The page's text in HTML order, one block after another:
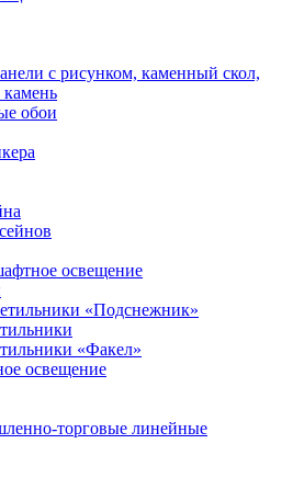
с рисунком, каменный скол,
обои
освещение
«Подснежник»
«Факел»
освещение
торговые линейные